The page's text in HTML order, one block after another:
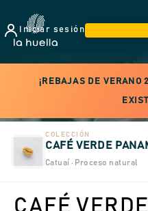
Iniciar sesión
¡REBAJAS DE VERANO
COLECCIÓN
CAFÉ VERDE
Catuaí · Proceso natural